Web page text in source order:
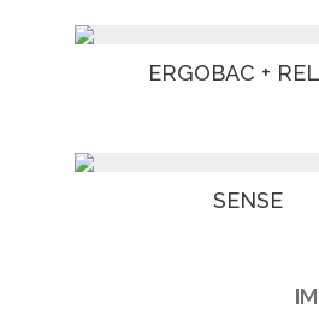
ERGOBAC +
SENSE